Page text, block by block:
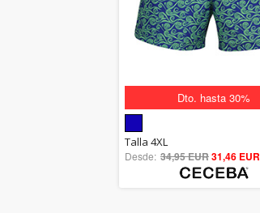
Dto. hasta 30%
out of 5
Talla 4XL
Desde: 34,95 EUR31,46 EUR